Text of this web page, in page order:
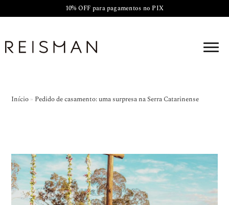
10% OFF para pagamentos no PIX
Início » Pedido de casamento: uma surpresa na Serra Catarinense